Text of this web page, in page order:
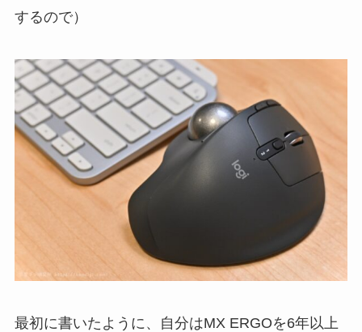
するので）
最初に書いたように、自分はMX ERGOを6年以上